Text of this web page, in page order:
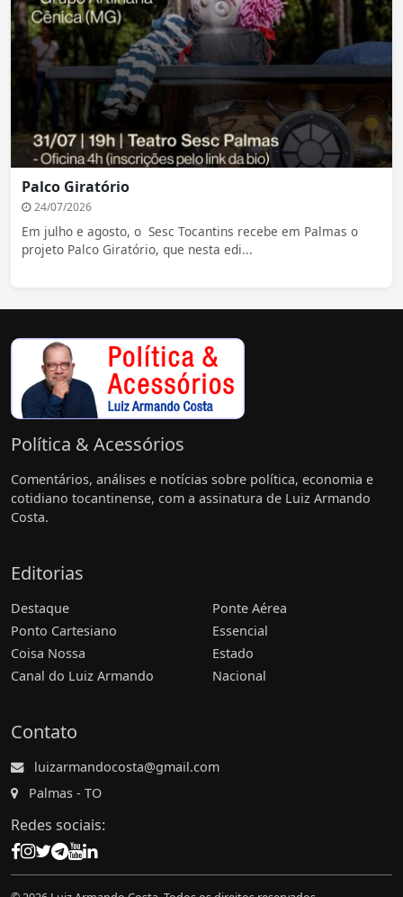
Palco Giratório
24/07/2026
Em julho e agosto, o Sesc Tocantins recebe em Palmas o
projeto Palco Giratório, que nesta edi...
Política & Acessórios
Comentários, análises e notícias sobre política, economia e
cotidiano tocantinense, com a assinatura de Luiz Armando
Costa.
Editorias
Destaque
Ponto Cartesiano
Coisa Nossa
Canal do Luiz Armando
Ponte Aérea
Essencial
Estado
Nacional
Contato
luizarmandocosta@gmail.com
Palmas - TO
Redes sociais: